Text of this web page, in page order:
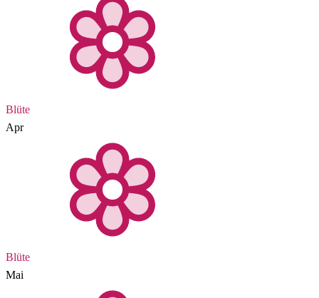
Blüte
Apr
Blüte
Mai